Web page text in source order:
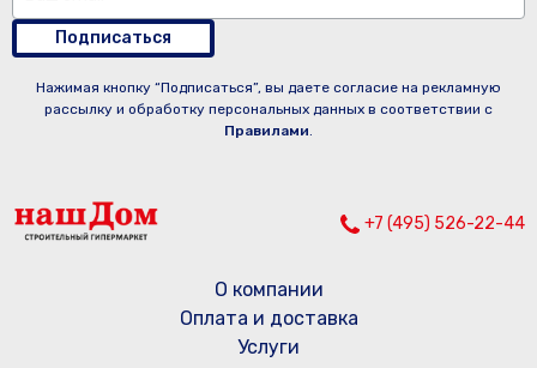
Подписаться
Нажимая кнопку “Подписаться”, вы даете согласие на рекламную
рассылку и обработку персональных данных в соответствии с
Правилами.
+7 (495) 526-22-44
О компании
Оплата и доставка
Услуги